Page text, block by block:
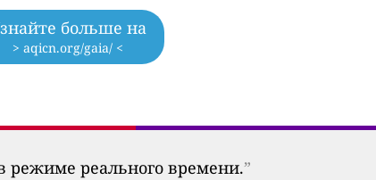
больше на
> aqicn.org/gaia/ <
режиме реального времени.”